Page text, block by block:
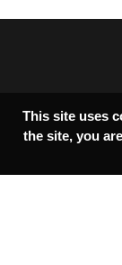
This site uses
the site, you